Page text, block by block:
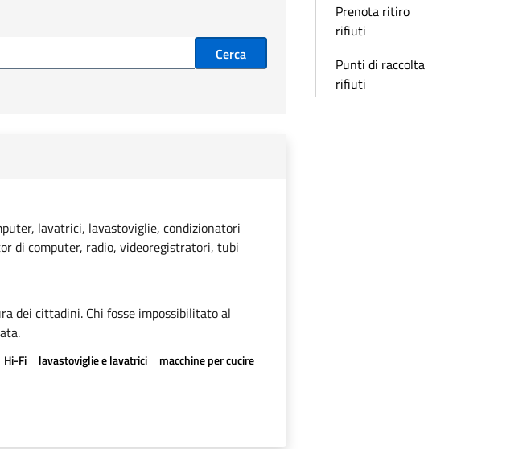
Cerca
lavatrici, lavastoviglie, condizionatori
di computer, radio, videoregistratori, tubi
dei cittadini. Chi fosse impossibilitato al
Hi-Fi lavastoviglie e lavatrici
macchine per cucire
Prenota ritiro
rifiuti
Punti di raccolta
rifiuti